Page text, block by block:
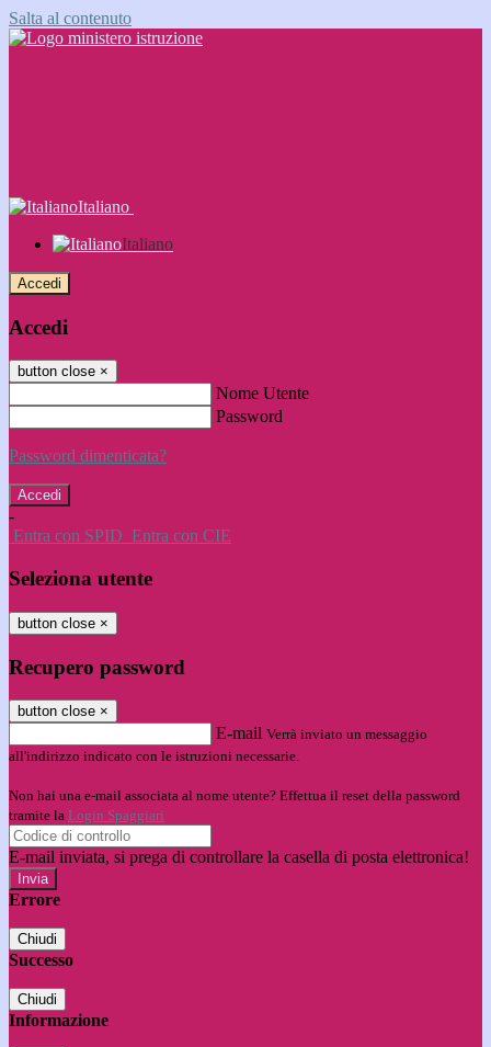
Salta al contenuto
Italiano
Italiano
Accedi
Accedi
button close ×
Nome Utente
Password
Password dimenticata?
-
Entra con SPID Entra con CIE
Seleziona utente
button close ×
Recupero password
button close ×
E-mail Verrà inviato un messaggio
all'indirizzo indicato con le istruzioni necessarie.
Non hai una e-mail associata al nome utente? Effettua il reset della password
tramite la Login Spaggiari
E-mail inviata, si prega di controllare la casella di posta elettronica!
Errore
Chiudi
Successo
Chiudi
Informazione